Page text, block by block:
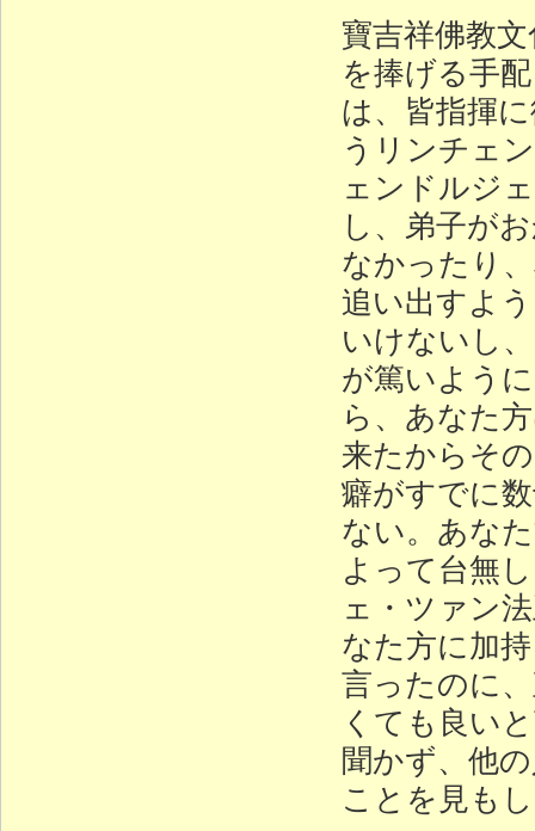
寶吉祥佛教
を捧げる手
は、皆指揮
うリンチェ
ェンドルジ
し、弟子が
なかったり
追い出すよ
いけないし
が篤いよう
ら、あなた
来たからそ
癖がすでに
ない。あな
よって台無
ェ・ツァン
なた方に加
言ったのに
くても良い
聞かず、他
ことを見も